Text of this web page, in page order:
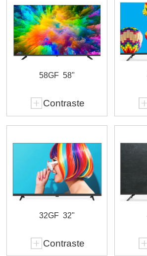
58GF 58"
Contraste
32GF 32"
Contraste